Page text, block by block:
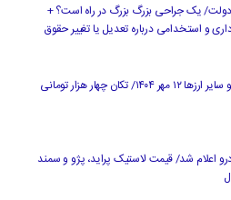
دولت/ یک جراحی بزرگ بزرگ در راه است؟ +
و استخدامی درباره تعدیل یا تغییر حقوق
قیمت جدید دلار، یورو و سایر ارزها ۱۲ مهر ۱۴۰۴/ تکان چهار هزار تومانی
اعلام شد/ قیمت لاستیک پراید، پژو و سمند